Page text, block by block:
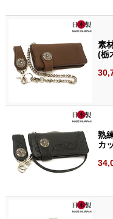
素
(栃
熟
カ